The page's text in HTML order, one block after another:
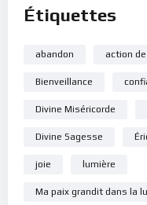
Étiquettes
abandon action
Bienveillance
Divine Miséricorde
Divine Sagesse
joie lumière
Ma paix grandit dans la